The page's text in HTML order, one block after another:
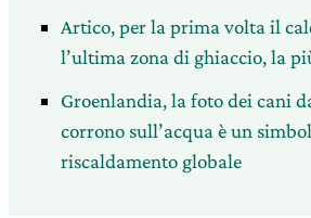
Artico, per la prima volta il
l’ultima zona di ghiaccio, la
Groenlandia, la foto dei cani
corrono sull’acqua è un
riscaldamento globale